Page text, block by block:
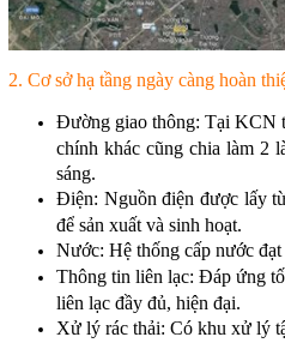
2. Cơ sở hạ tầng ngày càng hoàn
Đường giao thông: Tại KCN
chính khác cũng chia làm 2
sáng.
Điện: Nguồn điện được lấy
để sản xuất và sinh
Nước: Hệ thống cấp nước
Thông tin liên lạc: Đáp ứng
liên lạc
Xử lý rác thải: Có khu xử lý